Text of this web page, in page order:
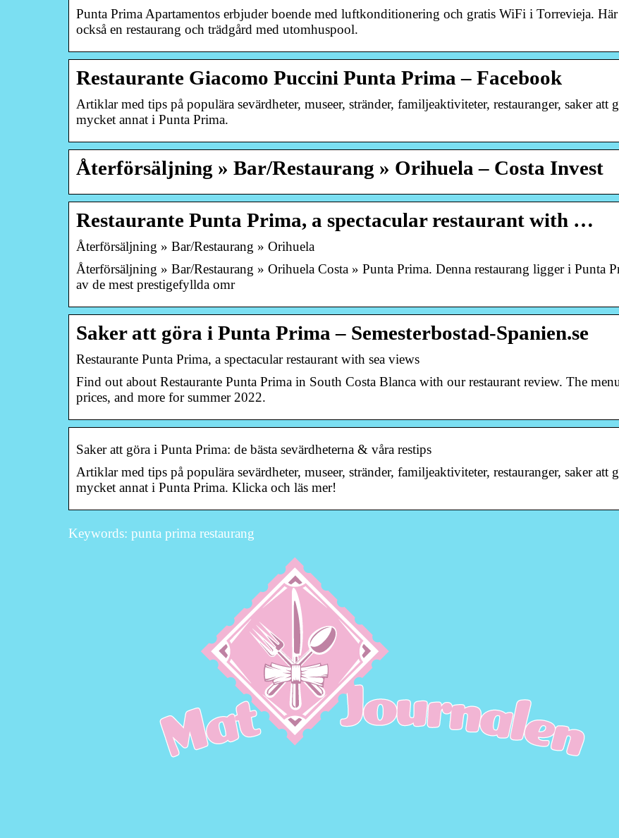
Punta Prima Apartamentos erbjuder boende med luftkonditionering och gratis WiFi i Torrevieja.
också en restaurang och trädgård med utomhuspool.
Restaurante Giacomo Puccini Punta Prima – Facebook
Artiklar med tips på populära sevärdheter, museer, stränder, familjeaktiviteter, restauranger, saker att
mycket annat i Punta Prima.
Återförsäljning » Bar/Restaurang » Orihuela – Costa Invest
Restaurante Punta Prima, a spectacular restaurant with …
Återförsäljning » Bar/Restaurang » Orihuela
Återförsäljning » Bar/Restaurang » Orihuela Costa » Punta Prima. Denna restaurang ligger i Punta
av de mest prestigefyllda omr
Saker att göra i Punta Prima – Semesterbostad-Spanien.se
Restaurante Punta Prima, a spectacular restaurant with sea views
Find out about Restaurante Punta Prima in South Costa Blanca with our restaurant review. The
prices, and more for summer 2022.
Saker att göra i Punta Prima: de bästa sevärdheterna & våra restips
Artiklar med tips på populära sevärdheter, museer, stränder, familjeaktiviteter, restauranger, saker att
mycket annat i Punta Prima. Klicka och läs mer!
Keywords: punta prima restaurang